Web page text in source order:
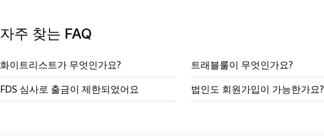
자주 찾는 FAQ
화이트리스트가 무엇인가요? 트래블룰이 무엇인가요?
FDS 심사로 출금이 제한되었어요
법인도 회원가입이 가능한가요?